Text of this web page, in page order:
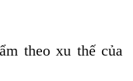
theo xu thế của